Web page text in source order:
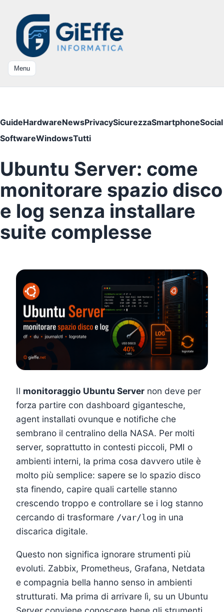
Menu
GuideHardwareNewsPrivacySicurezzaSmartphoneSocial
SoftwareWindowsTutti
Ubuntu Server: come
monitorare spazio disco
e log senza installare
suite complesse
Il monitoraggio Ubuntu Server non deve per
forza partire con dashboard gigantesche,
agent installati ovunque e notifiche che
sembrano il centralino della NASA. Per molti
server, soprattutto in contesti piccoli, PMI o
ambienti interni, la prima cosa davvero utile è
molto più semplice: sapere se lo spazio disco
sta finendo, capire quali cartelle stanno
crescendo troppo e controllare se i log stanno
cercando di trasformare /var/log in una
discarica digitale.
Questo non significa ignorare strumenti più
evoluti. Zabbix, Prometheus, Grafana, Netdata
e compagnia bella hanno senso in ambienti
strutturati. Ma prima di arrivare lì, su un Ubuntu